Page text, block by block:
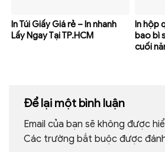
In Túi Giấy Giá rẻ – In nhanh
Lấy Ngay Tại TP.HCM
In hộp
bao bì
cuối
Để lại một bình luận
Email của bạn sẽ không được
Các trường bắt buộc được